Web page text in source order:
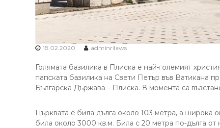
18.02.2020 adminrilaws
Голямата базилика в Плиска е най-големият
папската базилика на Свети Петър във Ватикана
Българска Държава – Плиска. В момента са
Църквата е била дълга около 103 метра, а
била около 3000 кв.м. Била с 20 метра по-дълга